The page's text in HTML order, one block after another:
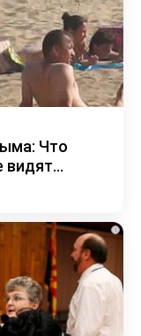
Что
i